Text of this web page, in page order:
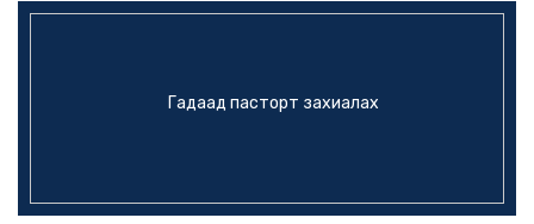
Гадаад пасторт захиалах